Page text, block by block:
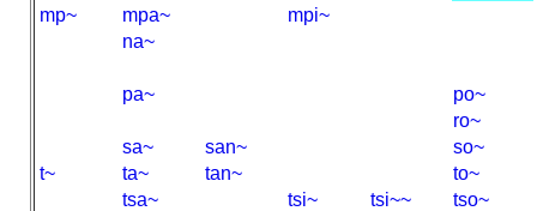
mp~ mpa~
mpi~
na~
pa~
po~
ro~
sa~
san~
so~
t~
ta~ tan~
to~
tsa~
tsi~ tsi~~
tso~